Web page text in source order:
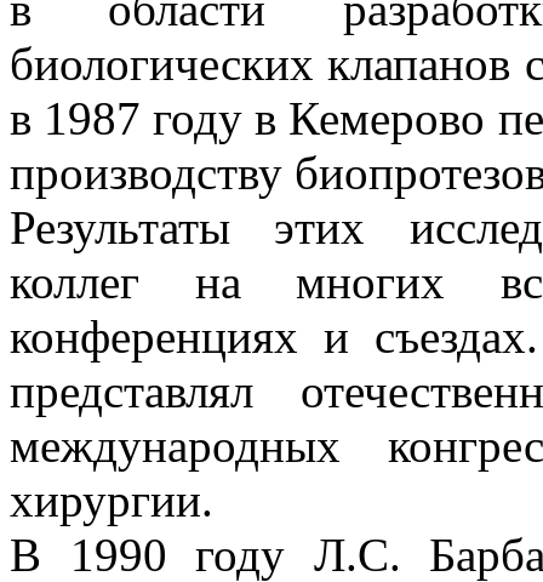
биологических клапанов
в 1987 году в Кемерово
производству
Результаты этих
коллег на многих
конференциях и
представлял
международных
хирургии.
В 1990 году Л.С.